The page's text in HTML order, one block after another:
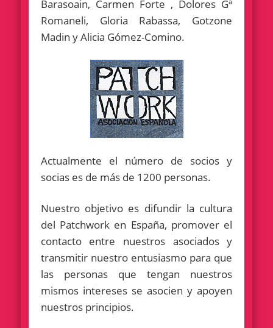
Barasoain, Carmen Forte , Dolores Gª
Romaneli, Gloria Rabassa, Gotzone
Madin y Alicia Gómez-Comino.
Actualmente el número de socios y
socias es de más de 1200 personas.
Nuestro objetivo es difundir la cultura
del Patchwork en España, promover el
contacto entre nuestros asociados y
transmitir nuestro entusiasmo para que
las personas que tengan nuestros
mismos intereses se asocien y apoyen
nuestros principios.